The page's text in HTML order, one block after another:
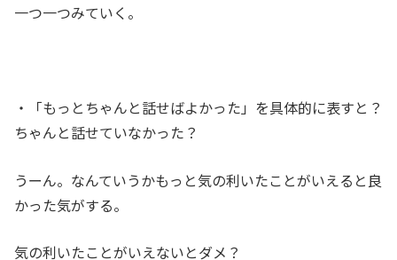
一つ一つみていく。
・「もっとちゃんと話せばよかった」を具体的に表すと？
ちゃんと話せていなかった？
うーん。なんていうかもっと気の利いたことがいえると良
かった気がする。
気の利いたことがいえないとダメ？